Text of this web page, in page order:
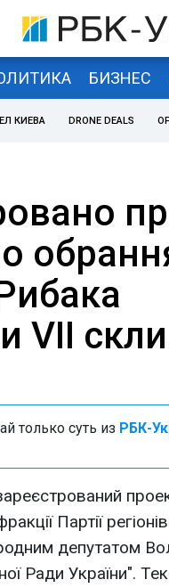
БИЗНЕС
КИЕВА DRONE DEALS
VII
только суть из РБК-
Партії
депутатом
Ради України".